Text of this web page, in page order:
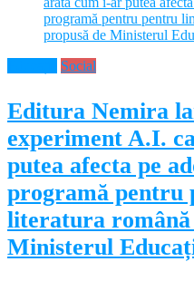
Social
Editura Nemira
experiment A.I.
putea afecta pe
programă pentru
literatura română
Ministerul